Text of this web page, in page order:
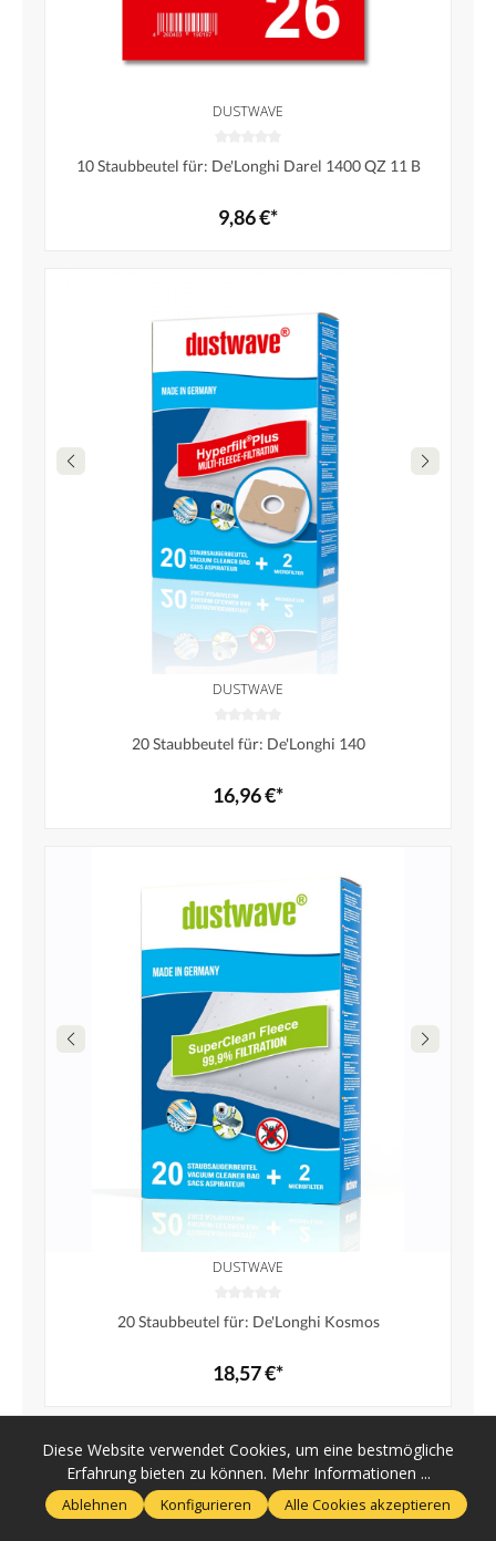
DUSTWAVE
10 Staubbeutel für: De'Longhi Darel 1400 QZ 11 B
9,86 €*
DUSTWAVE
20 Staubbeutel für: De'Longhi 140
16,96 €*
DUSTWAVE
20 Staubbeutel für: De'Longhi Kosmos
18,57 €*
Diese Website verwendet Cookies, um eine bestmögliche
Erfahrung bieten zu können. Mehr Informationen ...
Ablehnen Konfigurieren Alle Cookies akzeptieren